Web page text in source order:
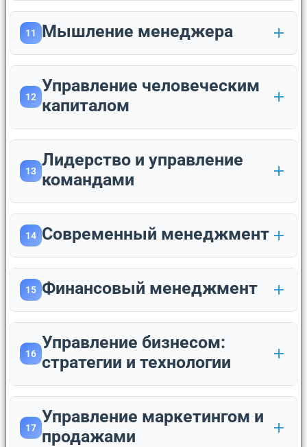
11 Мышление менеджера
12
Управление человеческим
капиталом
13
Лидерство и управление
командами
14 Современный менеджмент
15 Финансовый менеджмент
16
Управление бизнесом:
стратегии и технологии
17
Управление маркетингом и
продажами